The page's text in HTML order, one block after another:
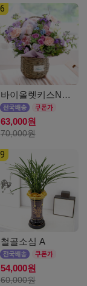
바이올렛키스NEW
63,000원
70,000원
6
철골소심 A
54,000원
60,000원
9